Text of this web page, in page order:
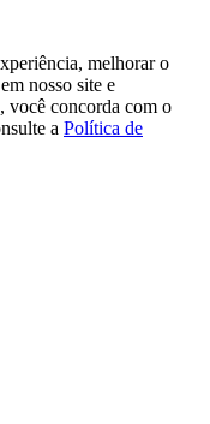
melhorar o
nosso site e
você concorda com o
a Política de